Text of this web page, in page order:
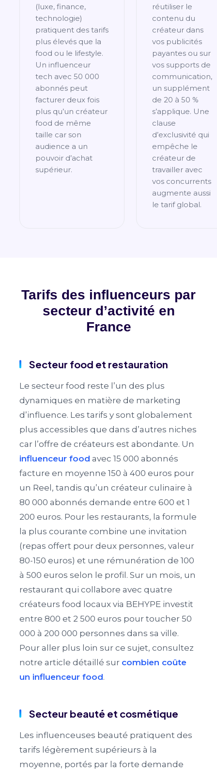
(luxe, finance,
technologie)
pratiquent des tarifs
plus élevés que la
food ou le lifestyle.
Un influenceur
tech avec 50 000
abonnés peut
facturer deux fois
plus qu’un créateur
food de même
taille car son
audience a un
pouvoir d’achat
supérieur.
réutiliser le
contenu du
créateur dans
vos publicités
payantes ou sur
vos supports de
communication,
un supplément
de 20 à 50 %
s’applique. Une
clause
d’exclusivité qui
empêche le
créateur de
travailler avec
vos concurrents
augmente aussi
le tarif global.
Tarifs des influenceurs par
secteur d’activité en
France
Secteur food et restauration
Le secteur food reste l’un des plus
dynamiques en matière de marketing
d’influence. Les tarifs y sont globalement
plus accessibles que dans d’autres niches
car l’offre de créateurs est abondante. Un
influenceur food avec 15 000 abonnés
facture en moyenne 150 à 400 euros pour
un Reel, tandis qu’un créateur culinaire à
80 000 abonnés demande entre 600 et 1
200 euros. Pour les restaurants, la formule
la plus courante combine une invitation
(repas offert pour deux personnes, valeur
80-150 euros) et une rémunération de 100
à 500 euros selon le profil. Sur un mois, un
restaurant qui collabore avec quatre
créateurs food locaux via BEHYPE investit
entre 800 et 2 500 euros pour toucher 50
000 à 200 000 personnes dans sa ville.
Pour aller plus loin sur ce sujet, consultez
notre article détaillé sur combien coûte
un influenceur food.
Secteur beauté et cosmétique
Les influenceuses beauté pratiquent des
tarifs légèrement supérieurs à la
moyenne, portés par la forte demande